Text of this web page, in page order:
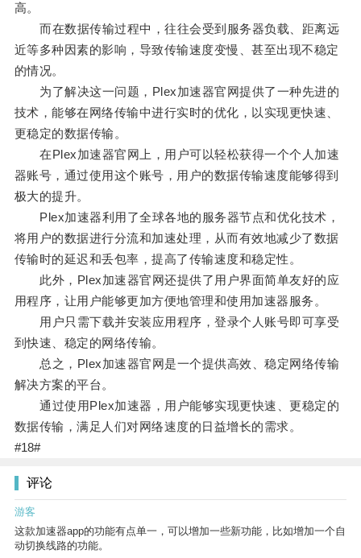
高。
而在数据传输过程中，往往会受到服务器负载、距离远
近等多种因素的影响，导致传输速度变慢、甚至出现不稳定
的情况。
为了解决这一问题，Plex加速器官网提供了一种先进的
技术，能够在网络传输中进行实时的优化，以实现更快速、
更稳定的数据传输。
在Plex加速器官网上，用户可以轻松获得一个个人加速
器账号，通过使用这个账号，用户的数据传输速度能够得到
极大的提升。
Plex加速器利用了全球各地的服务器节点和优化技术，
将用户的数据进行分流和加速处理，从而有效地减少了数据
传输时的延迟和丢包率，提高了传输速度和稳定性。
此外，Plex加速器官网还提供了用户界面简单友好的应
用程序，让用户能够更加方便地管理和使用加速器服务。
用户只需下载并安装应用程序，登录个人账号即可享受
到快速、稳定的网络传输。
总之，Plex加速器官网是一个提供高效、稳定网络传输
解决方案的平台。
通过使用Plex加速器，用户能够实现更快速、更稳定的
数据传输，满足人们对网络速度的日益增长的需求。
#18#
评论
游客
这款加速器app的功能有点单一，可以增加一些新功能，比如增加一个自
动切换线路的功能。